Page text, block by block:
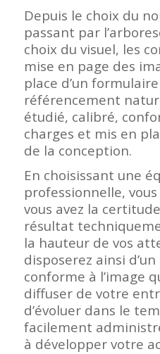
Depuis le choix du
passant par
choix du visuel, les
mise en page des
place d’un
référencement
étudié, calibré,
charges et mis en
de la conception.
En choisissant une
professionnelle,
vous avez la
résultat
la hauteur de vos
disposerez ainsi
conforme à l’image
diffuser de votre
d’évoluer dans le
facilement
à développer votre